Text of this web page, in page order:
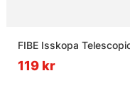
FIBE Isskopa
119 kr